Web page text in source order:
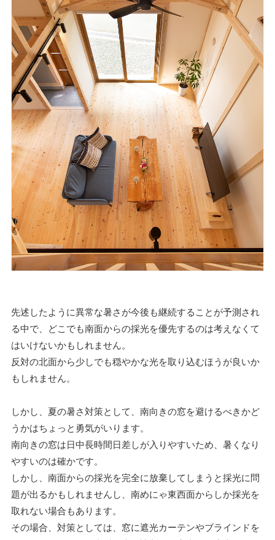
先述したように異常な暑さが今後も継続することが予測され
る中で、どこでも南面からの採光を優先するのは考えなくて
はいけないかもしれません。
反対の北面から少しでも穏やかな光を取り込むほうが良いか
もしれません。
しかし、夏の暑さ対策として、南向きの窓を避けるべきかど
うかはちょっと勇気がいります。
南向きの窓は日中長時間日差しが入りやすいため、暑くなり
やすいのは確かです。
しかし、南面からの採光を完全に放棄してしまうと採光に問
題が出るかもしれませんし、南めにゃ東西面からしか採光を
取れない場合もあります。
その場合、対策としては、窓に遮光カーテンやブラインドを